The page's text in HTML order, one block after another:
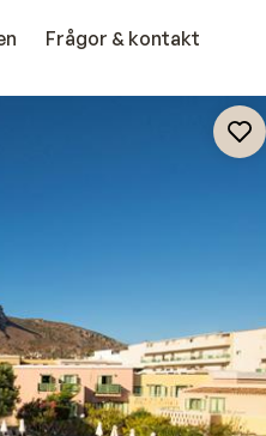
Frågor & kontakt